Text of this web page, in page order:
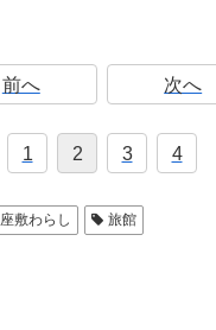
前へ 次へ
1 2 3 4
座敷わらし 旅館